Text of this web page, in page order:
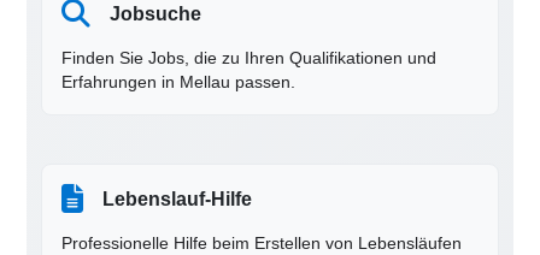
Jobsuche
Finden Sie Jobs, die zu Ihren Qualifikationen und
Erfahrungen in Mellau passen.
Lebenslauf-Hilfe
Professionelle Hilfe beim Erstellen von Lebensläufen